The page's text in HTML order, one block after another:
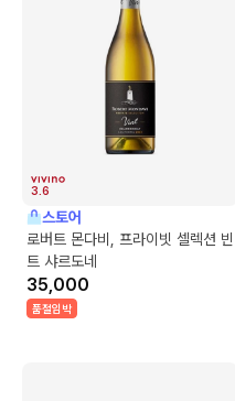
3.6
스토어
로버트 몬다비, 프라이빗 셀렉션 빈
트 샤르도네
35,000
품절임박